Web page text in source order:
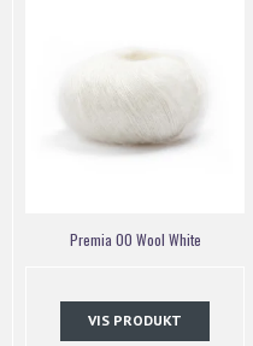
Premia 00 Wool White
VIS PRODUKT